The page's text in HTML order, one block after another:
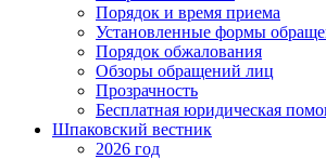
Порядок и время приема
Установленные формы
Порядок обжалования
Обзоры обращений лиц
Прозрачность
Бесплатная юридическая
Шпаковский вестник
2026 год